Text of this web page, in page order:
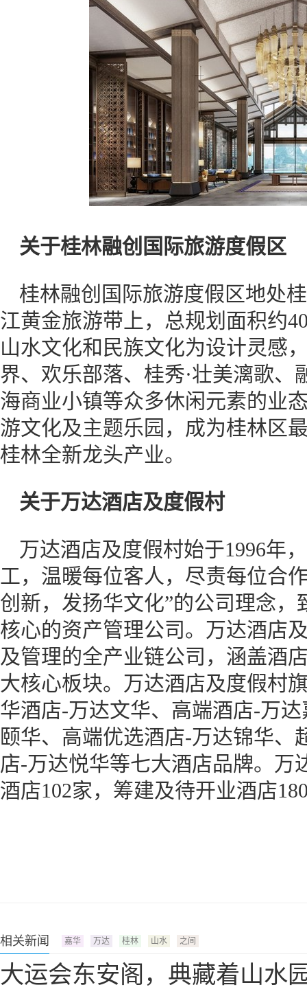
关于桂林融创国际旅游度假区
桂林融创国际旅游度假区地处
江黄金旅游带上，总规划面积约
山水文化和民族文化为设计灵感
界、欢乐部落、桂秀·壮美漓歌
海商业小镇等众多休闲元素的业
游文化及主题乐园，成为桂林区
桂林全新龙头产业。
关于万达酒店及度假村
万达酒店及度假村始于1996年
工，温暖每位客人，尽责每位合
创新，发扬华文化”的公司理念
核心的资产管理公司。万达酒店
及管理的全产业链公司，涵盖酒
大核心板块。万达酒店及度假村
华酒店-万达文华、高端酒店-万
颐华、高端优选酒店-万达锦华
店-万达悦华等七大酒店品牌。万
酒店102家，筹建及待开业酒店
相关新闻 嘉华 万达 桂林 山水 之间
大运会东安阁，典藏着山水